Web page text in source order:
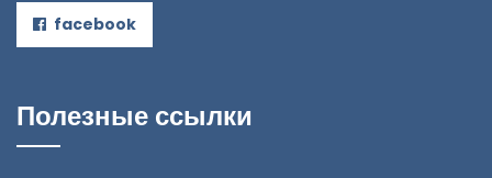
facebook
Полезные ссылки